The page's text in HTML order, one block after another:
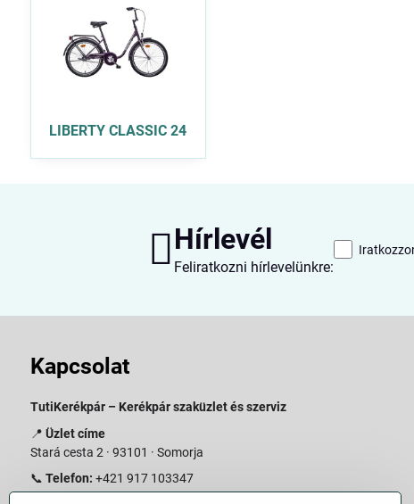
LIBERTY CLASSIC 24
Hírlevél
Feliratkozni hírlevelünkre:
Kapcsolat
TutiKerékpár – Kerékpár szaküzlet és szerviz
📍 Üzlet címe
Stará cesta 2 · 93101 · Somorja
📞 Telefon: +421 917 103347